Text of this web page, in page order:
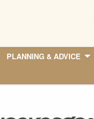
PLANNING & ADVICE